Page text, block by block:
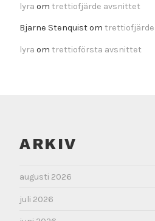
lyra om trettiofjärde avsnittet
Bjarne Stenquistom
lyra om trettioförsta avsnittet
ARKIV
augusti 2026
juli 2026